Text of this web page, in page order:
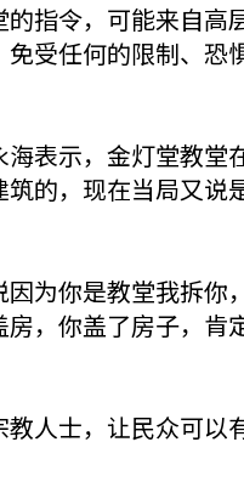
指令，可能来自
受任何的限制、
表示，金灯堂教
的，现在当局又
为你是教堂我拆
，你盖了房子，
人士，让民众可以